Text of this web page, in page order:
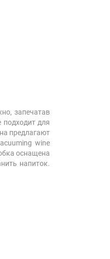
запечатав
для
предлагают
wine
оснащена
напиток.